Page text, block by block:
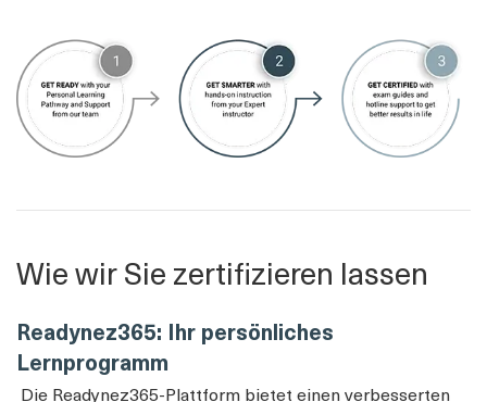
Wie wir Sie zertifizieren lassen
Readynez365: Ihr persönliches
Lernprogramm
Die Readynez365-Plattform bietet einen verbesserten